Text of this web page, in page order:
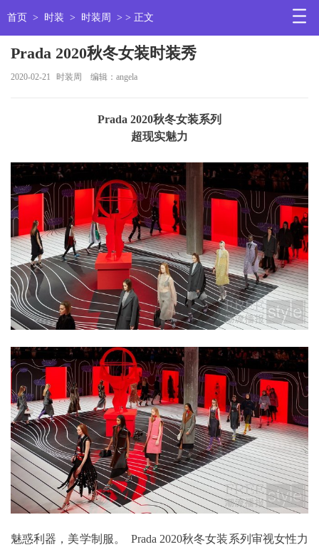
首页 > 时装 > 时装周 > > 正文
Prada 2020秋冬女装时装秀
2020-02-21 时装周 编辑：angela
Prada 2020秋冬女装系列
超现实魅力
魅惑利器，美学制服。 Prada 2020秋冬女装系列审视女性力